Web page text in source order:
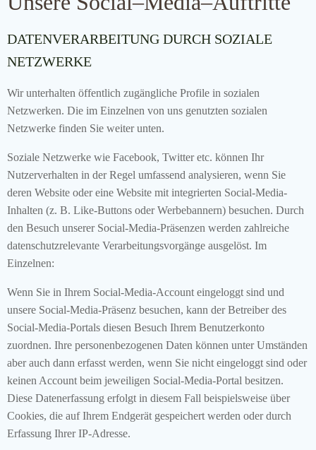
DATENVERARBEITUNG DURCH SOZIALE
NETZWERKE
Wir unterhalten öffentlich zugängliche Profile in sozialen
Netzwerken. Die im Einzelnen von uns genutzten sozialen
Netzwerke finden Sie weiter unten.
Soziale Netzwerke wie Facebook, Twitter etc. können Ihr
Nutzerverhalten in der Regel umfassend analysieren, wenn Sie
deren Website oder eine Website mit integrierten Social-Media-
Inhalten (z. B. Like-Buttons oder Werbebannern) besuchen. Durch
den Besuch unserer Social-Media-Präsenzen werden zahlreiche
datenschutzrelevante Verarbeitungsvorgänge ausgelöst. Im
Einzelnen:
Wenn Sie in Ihrem Social-Media-Account eingeloggt sind und
unsere Social-Media-Präsenz besuchen, kann der Betreiber des
Social-Media-Portals diesen Besuch Ihrem Benutzerkonto
zuordnen. Ihre personenbezogenen Daten können unter Umständen
aber auch dann erfasst werden, wenn Sie nicht eingeloggt sind oder
keinen Account beim jeweiligen Social-Media-Portal besitzen.
Diese Datenerfassung erfolgt in diesem Fall beispielsweise über
Cookies, die auf Ihrem Endgerät gespeichert werden oder durch
Erfassung Ihrer IP-Adresse.